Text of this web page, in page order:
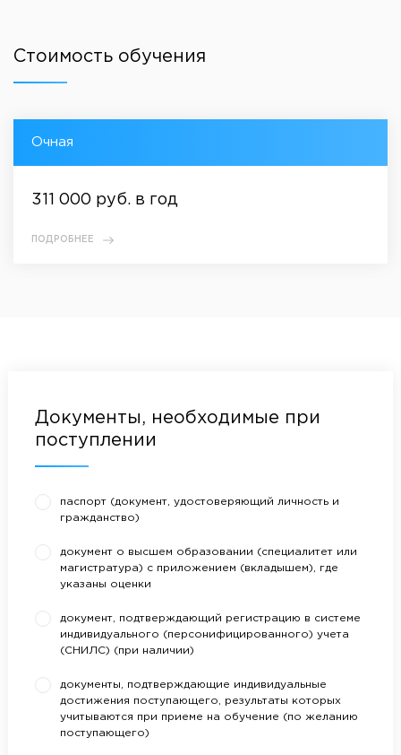
Стоимость обучения
Очная
311 000 руб. в год
ПОДРОБНЕЕ
Документы, необходимые при
поступлении
паспорт (документ, удостоверяющий личность и
гражданство)
документ о высшем образовании (специалитет или
магистратура) с приложением (вкладышем), где
указаны оценки
документ, подтверждающий регистрацию в системе
индивидуального (персонифицированного) учета
(СНИЛС) (при наличии)
документы, подтверждающие индивидуальные
достижения поступающего, результаты которых
учитываются при приеме на обучение (по желанию
поступающего)